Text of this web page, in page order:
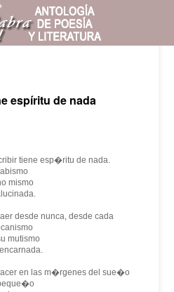
espíritu de nada
esp�ritu de nada.
mismo
nunca, desde cada
mutismo
las m�rgenes del sue�o